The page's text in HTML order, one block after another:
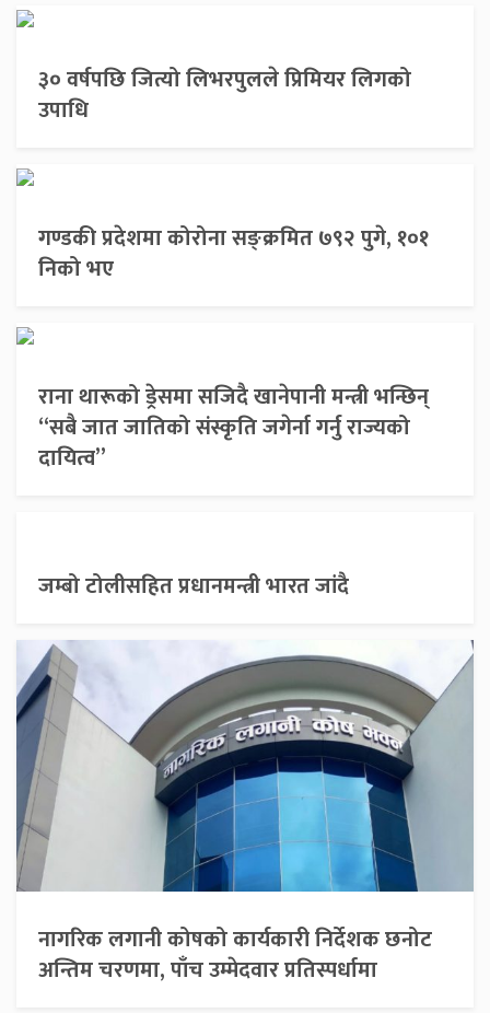
३० वर्षपछि जित्यो लिभरपुलले प्रिमियर लिगको
उपाधि
गण्डकी प्रदेशमा कोरोना सङ्क्रमित ७९२ पुगे, १०१
निको भए
राना थारूको ड्रेसमा सजिदै खानेपानी मन्त्री भन्छिन्
“सबै जात जातिको संस्कृति जगेर्ना गर्नु राज्यको
दायित्व”
जम्बो टोलीसहित प्रधानमन्त्री भारत जांदै
नागरिक लगानी कोषको कार्यकारी निर्देशक छनोट
अन्तिम चरणमा, पाँच उम्मेदवार प्रतिस्पर्धामा